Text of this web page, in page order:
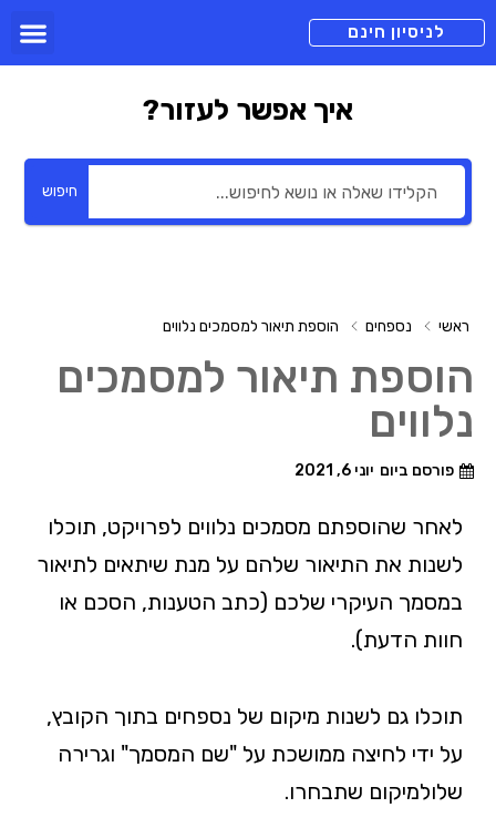
לניסיון חינם
איך אפשר לעזור?
חיפוש
ראשי נספחים הוספת תיאור למסמכים נלווים
הוספת תיאור למסמכים
נלווים
פורסם ביום יוני 6, 2021
לאחר שהוספתם מסמכים נלווים לפרויקט, תוכלו
לשנות את התיאור שלהם על מנת שיתאים לתיאור
במסמך העיקרי שלכם (כתב הטענות, הסכם או
חוות הדעת).
תוכלו גם לשנות מיקום של נספחים בתוך הקובץ,
על ידי לחיצה ממושכת על "שם המסמך" וגרירה
שלולמיקום שתבחרו.